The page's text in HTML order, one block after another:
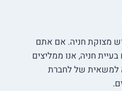
יש מצוקת חניה. אם אתם
חניה, אנו ממליצים
למשאית של לחברת